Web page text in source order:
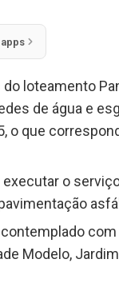
loteamento
de água e
o que
o
Modelo,